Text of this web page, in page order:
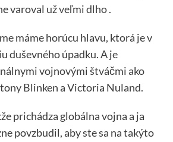
varoval už veľmi dlho.
máme horúcu hlavu, ktorá je v
duševného úpadku. A je
vojnovými štváčmi ako
Blinken a Victoria Nuland.
prichádza globálna vojna a ja
povzbudil, aby ste sa na takýto